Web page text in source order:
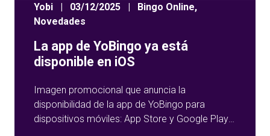
Yobi | 03/12/2025 | Bingo Online,
Novedades
La app de YoBingo ya está
disponible en iOS
Imagen promocional que anuncia la
disponibilidad de la app de YoBingo para
dispositivos móviles: App Store y Google Play